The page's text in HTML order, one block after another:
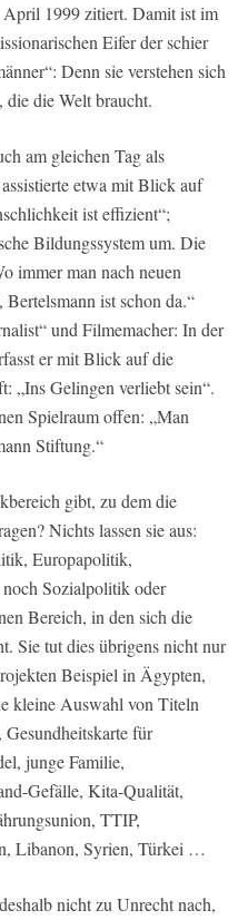
1999 zitiert. Damit ist im
Eifer der schier
Denn sie verstehen sich
die die Welt braucht.
am gleichen Tag als
etwa mit Blick auf
ist effizient“;
Bildungssystem um. Die
immer man nach neuen
ist schon da.“
und Filmemacher: In der
er mit Blick auf die
„Ins Gelingen verliebt sein“.
Spielraum offen: „Man
Stiftung.“
gibt, zu dem die
Nichts lassen sie aus:
Europapolitik,
Sozialpolitik oder
Bereich, in den sich die
Sie tut dies übrigens nicht nur
Beispiel in Ägypten,
kleine Auswahl von Titeln
für
junge Familie,
Gefälle, Kita-Qualität,
TTIP,
Libanon, Syrien, Türkei …
nicht zu Unrecht nach,